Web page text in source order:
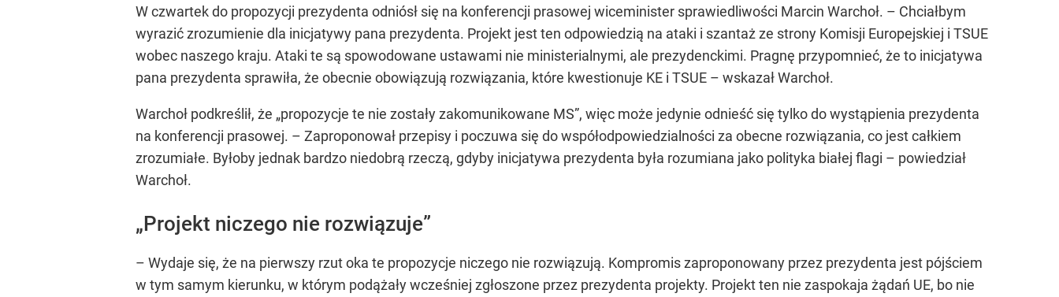
W czwartek do propozycji prezydenta odniósł się na konferencji prasowej wiceminister sprawiedliwości Marcin Warchoł. – Chciałbym
wyrazić zrozumienie dla inicjatywy pana prezydenta. Projekt jest ten odpowiedzią na ataki i szantaż ze strony Komisji Europejskiej i TSUE
wobec naszego kraju. Ataki te są spowodowane ustawami nie ministerialnymi, ale prezydenckimi. Pragnę przypomnieć, że to inicjatywa
pana prezydenta sprawiła, że obecnie obowiązują rozwiązania, które kwestionuje KE i TSUE – wskazał Warchoł.
Warchoł podkreślił, że „propozycje te nie zostały zakomunikowane MS”, więc może jedynie odnieść się tylko do wystąpienia prezydenta
na konferencji prasowej. – Zaproponował przepisy i poczuwa się do współodpowiedzialności za obecne rozwiązania, co jest całkiem
zrozumiałe. Byłoby jednak bardzo niedobrą rzeczą, gdyby inicjatywa prezydenta była rozumiana jako polityka białej flagi – powiedział
Warchoł.
„Projekt niczego nie rozwiązuje”
– Wydaje się, że na pierwszy rzut oka te propozycje niczego nie rozwiązują. Kompromis zaproponowany przez prezydenta jest pójściem
w tym samym kierunku, w którym podążały wcześniej zgłoszone przez prezydenta projekty. Projekt ten nie zaspokaja żądań UE, bo nie